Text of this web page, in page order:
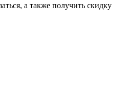
а также получить скидку